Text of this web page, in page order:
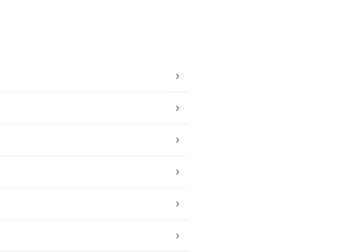
›
›
›
›
›
›